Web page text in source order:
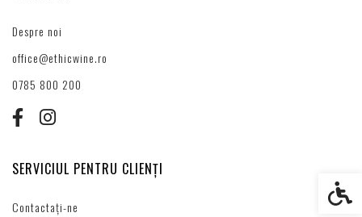
Despre noi
office@ethicwine.ro
0785 800 200
SERVICIUL PENTRU CLIENȚI
Contactați-ne
Setări